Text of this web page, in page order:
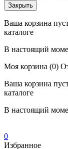
Закрыть
Ваша корзина
каталоге
В настоящий
Моя корзина (0)
Ваша корзина
каталоге
В настоящий
0
Избранное